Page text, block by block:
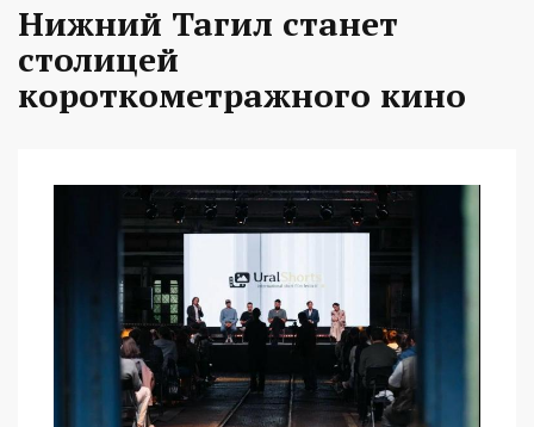
Нижний Тагил станет
столицей
короткометражного кино